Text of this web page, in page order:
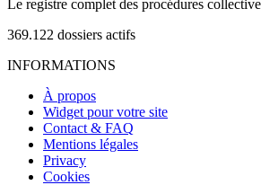
Le registre complet des procédures
369.122 dossiers actifs
INFORMATIONS
À propos
Widget pour votre site
Contact & FAQ
Mentions légales
Privacy
Cookies